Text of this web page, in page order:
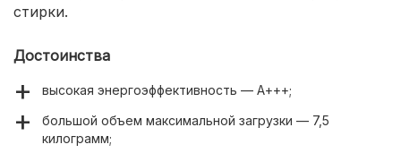
стирки.
Достоинства
высокая энергоэффективность — А+++;
большой объем максимальной загрузки — 7,5
килограмм;